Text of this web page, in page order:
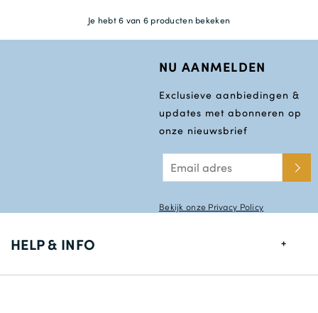
Je hebt 6 van 6 producten bekeken
NU AANMELDEN
Exclusieve aanbiedingen &
updates met abonneren op
onze nieuwsbrief
Bekijk onze Privacy Policy
HELP & INFO